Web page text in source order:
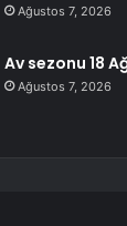
Ağustos 7, 2026
Av sezonu 18
Ağustos 7, 2026